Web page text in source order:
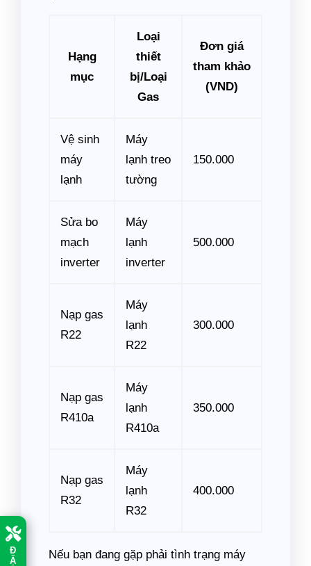
Đ
Ặ
Hạng
mục
Loại
thiết
bị/Loại
Gas
Đơn giá
tham khảo
(VND)
Vệ sinh
máy
lạnh
Máy
lạnh treo
tường
150.000
Sửa bo
mạch
inverter
Máy
lạnh
inverter
500.000
Nạp gas
R22
Máy
lạnh
R22
300.000
Nạp gas
R410a
Máy
lạnh
R410a
350.000
Nạp gas
R32
Máy
lạnh
R32
400.000
Nếu bạn đang gặp phải tình trạng máy